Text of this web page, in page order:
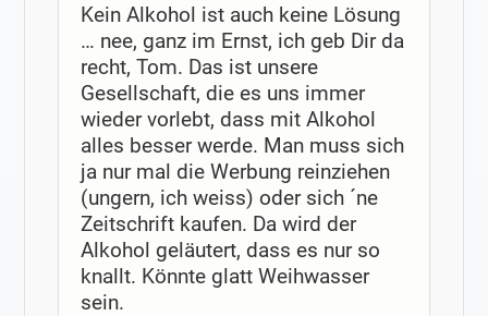
Kein Alkohol ist auch keine Lösung
… nee, ganz im Ernst, ich geb Dir da
recht, Tom. Das ist unsere
Gesellschaft, die es uns immer
wieder vorlebt, dass mit Alkohol
alles besser werde. Man muss sich
ja nur mal die Werbung reinziehen
(ungern, ich weiss) oder sich ´ne
Zeitschrift kaufen. Da wird der
Alkohol geläutert, dass es nur so
knallt. Könnte glatt Weihwasser
sein.